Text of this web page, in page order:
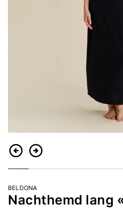
ZurückWeiter
BELDONA
Nachthemd lang